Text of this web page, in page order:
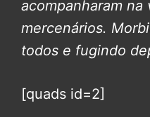
acompanharam na
mercenários.
todos e fugindo
[quads id=2]